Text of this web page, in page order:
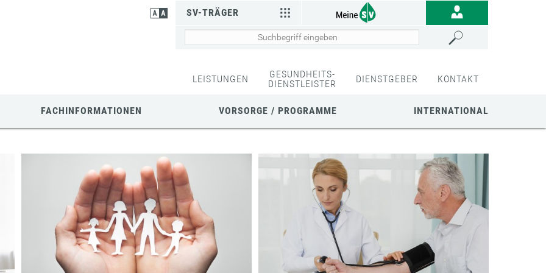
SV-TRÄGER
LEISTUNGEN
GESUNDHEITS-
DIENSTLEISTER
DIENSTGEBER KONTAKT
FACHINFORMATIONEN VORSORGE / PROGRAMME INTERNATIONAL